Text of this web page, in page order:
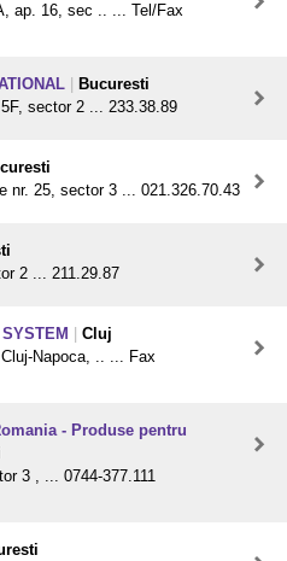
ap. 16, sec .. ... Tel/Fax
Bucuresti
sector 2 ... 233.38.89
nr. 25, sector 3 ... 021.326.70.43
2 ... 211.29.87
Cluj
Napoca, .. ... Fax
- Produse pentru
3 , ... 0744-377.111